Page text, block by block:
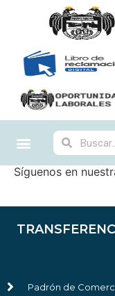
Síguenos en
Padrón de